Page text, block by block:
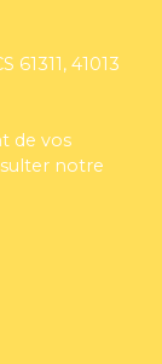
41013
de vos
notre